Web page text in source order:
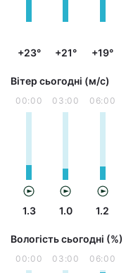
+23° +21° +19°
Вітер сьогодні (м/с)
00:00
1.3
03:00
1.0
06:00
1.2
Вологість сьогодні (%)
00:00 03:00 06:00